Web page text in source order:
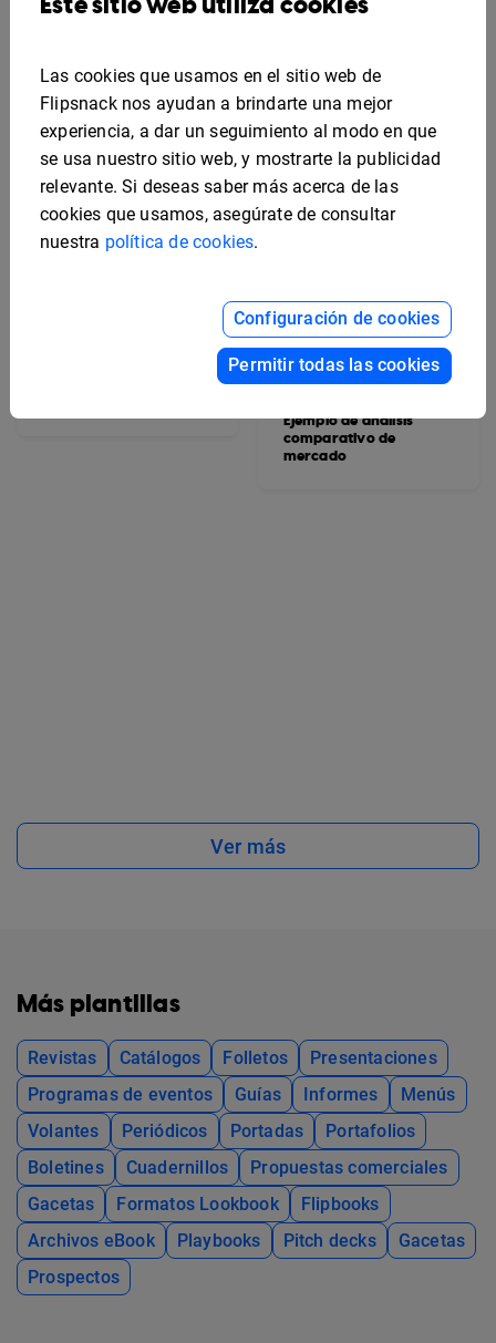
propiedades editable
Ejemplo de análisis
comparativo de
mercado
Ver más
Más plantillas
Revistas Catálogos Folletos
Presentaciones
Programas de eventos
Guías Informes
Menús
Volantes
Periódicos Portadas
Portafolios
Boletines
Cuadernillos
Propuestas comerciales
Gacetas
Formatos Lookbook
Flipbooks
Archivos eBook
Playbooks Pitch decks
Gacetas
Prospectos
Las cookies que usamos en el sitio web de
Flipsnack nos ayudan a brindarte una mejor
experiencia, a dar un seguimiento al modo en que
se usa nuestro sitio web, y mostrarte la publicidad
relevante. Si deseas saber más acerca de las
cookies que usamos, asegúrate de consultar
nuestra política de cookies.
Configuración de cookies
Permitir todas las cookies